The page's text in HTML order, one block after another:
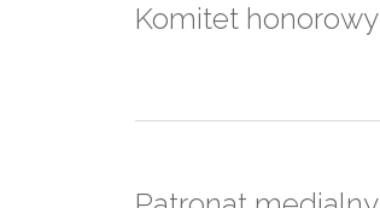
Komitet honorowy